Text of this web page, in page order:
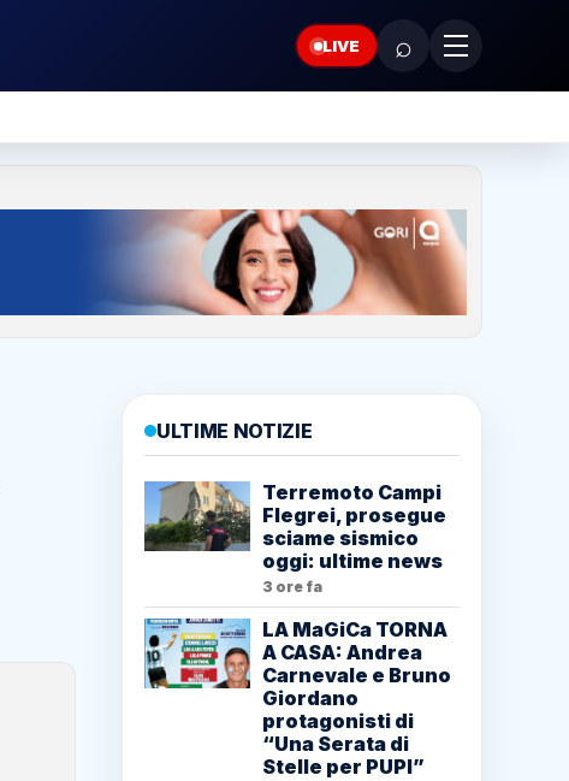
LIVE ⌕
ULTIME NOTIZIE
Terremoto Campi
Flegrei, prosegue
sciame sismico
oggi: ultime news
3 ore fa
LA MaGiCa TORNA
A CASA: Andrea
Carnevale e Bruno
Giordano
protagonisti di
“Una Serata di
Stelle per PUPI”